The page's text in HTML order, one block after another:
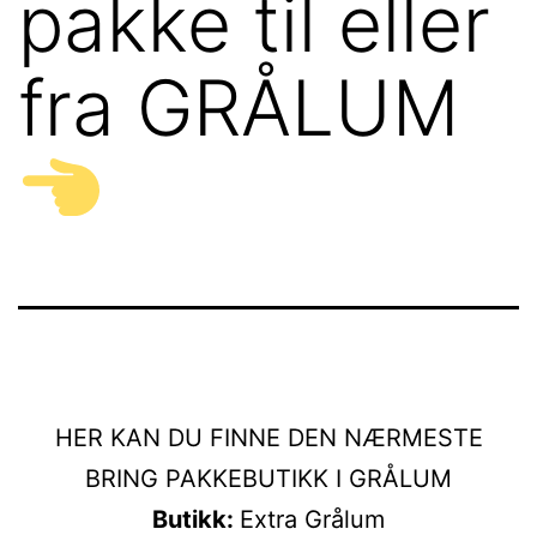
pakke til eller
fra GRÅLUM
HER KAN DU FINNE DEN NÆRMESTE
BRING PAKKEBUTIKK I GRÅLUM
Butikk: Extra Grålum